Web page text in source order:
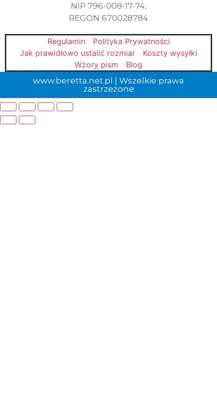
NIP 796-008-17-74,
REGON 670028784
Regulamin
Polityka Prywatności
Jak prawidłowo ustalić rozmiar
Koszty wysyłki
Wzory pism
Blog
www.beretta.net.pl | Wszelkie prawa
zastrzeżone